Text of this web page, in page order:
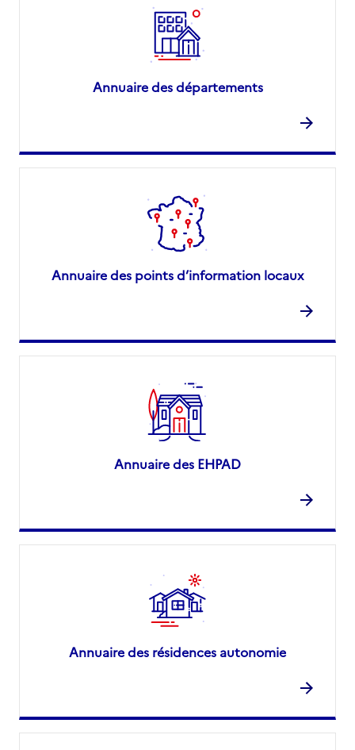
Annuaire des départements
Annuaire des points d’information locaux
Annuaire des EHPAD
Annuaire des résidences autonomie